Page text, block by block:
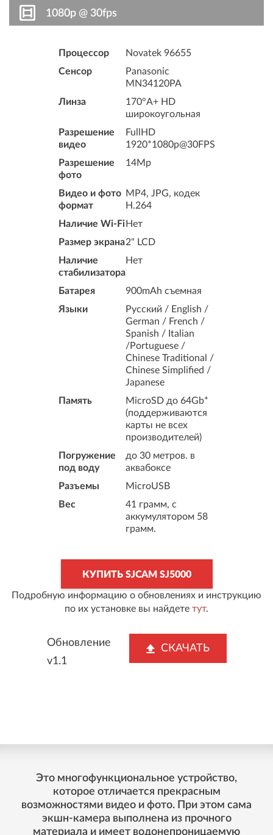
1080p @ 30fps
Процессор
Novatek 96655
Сенсор
Panasonic
MN34120PA
Линза
170°A+ HD
широкоугольная
Разрешение
видео
FullHD
1920*1080p@30FPS
Разрешение
фото
14Mp
Видео и фото
формат
MP4, JPG, кодек
H.264
Наличие Wi-Fi Нет
Размер экрана2" LCD
Наличие
стабилизатора
Нет
Батарея
900mAh съемная
Языки
Русский / English /
German / French /
Spanish / Italian
/Portuguese /
Chinese Traditional /
Chinese Simplified /
Japanese
Память
MicroSD до 64Gb*
(поддерживаются
карты не всех
производителей)
Погружение
под воду
до 30 метров. в
аквабоксе
Разъемы
MicroUSB
Вес
41 грамм, с
аккумулятором 58
грамм.
КУПИТЬ SJCAM SJ5000
Подробную информацию о обновлениях и инструкцию
по их установке вы найдете тут.
Обновление
v1.1
СКАЧАТЬ
Это многофункциональное устройство,
которое отличается прекрасным
возможностями видео и фото. При этом сама
экшн-камера выполнена из прочного
материала и имеет водонепроницаемую